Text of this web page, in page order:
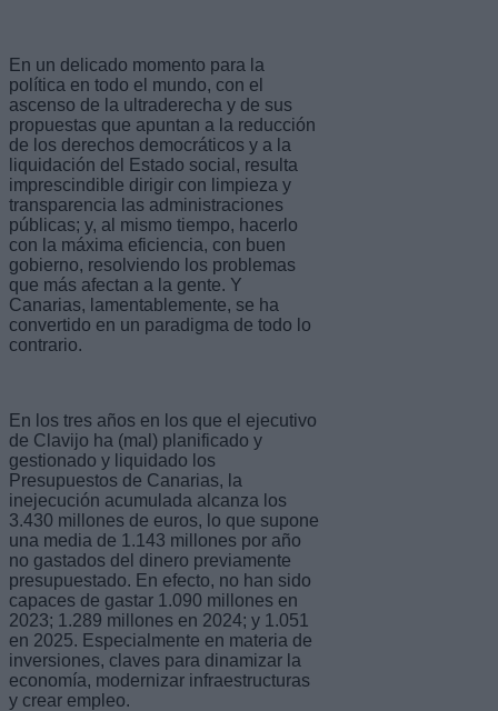
En un delicado momento para la
política en todo el mundo, con el
ascenso de la ultraderecha y de sus
propuestas que apuntan a la reducción
de los derechos democráticos y a la
liquidación del Estado social, resulta
imprescindible dirigir con limpieza y
transparencia las administraciones
públicas; y, al mismo tiempo, hacerlo
con la máxima eficiencia, con buen
gobierno, resolviendo los problemas
que más afectan a la gente. Y
Canarias, lamentablemente, se ha
convertido en un paradigma de todo lo
contrario.
En los tres años en los que el ejecutivo
de Clavijo ha (mal) planificado y
gestionado y liquidado los
Presupuestos de Canarias, la
inejecución acumulada alcanza los
3.430 millones de euros, lo que supone
una media de 1.143 millones por año
no gastados del dinero previamente
presupuestado. En efecto, no han sido
capaces de gastar 1.090 millones en
2023; 1.289 millones en 2024; y 1.051
en 2025. Especialmente en materia de
inversiones, claves para dinamizar la
economía, modernizar infraestructuras
y crear empleo.